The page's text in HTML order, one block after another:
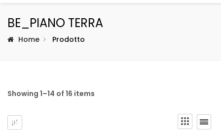
BE_PIANO TERRA
Home Prodotto
Showing 1–14 of 16 items